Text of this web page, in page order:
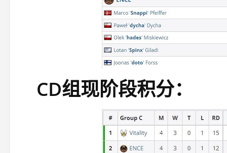
CD组现阶段积分：